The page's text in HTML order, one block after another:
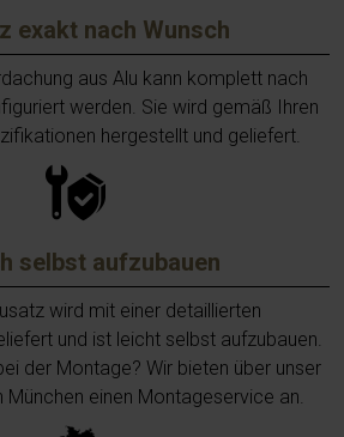
exakt nach Wunsch
aus Alu kann komplett nach
werden. Sie wird gemäß Ihren
hergestellt und geliefert.
selbst aufzubauen
wird mit einer detaillierten
und ist leicht selbst aufzubauen.
der Montage? Wir bieten über unser
München einen Montageservice an.